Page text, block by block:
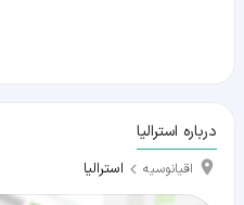
درباره استرالیا
اقیانوسیه استرالیا